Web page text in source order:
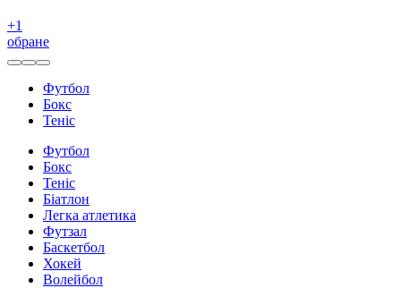
+1
обране
Футбол
Бокс
Теніс
Футбол
Бокс
Теніс
Біатлон
Легка атлетика
Футзал
Баскетбол
Хокей
Волейбол